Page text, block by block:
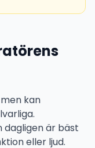
kan
är bäst
eller ljud.